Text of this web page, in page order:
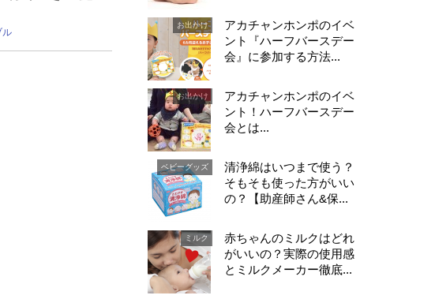
ル
お出かけ
アカチャンホンポのイベ
ント『ハーフバースデー
会』に参加する方法...
お出かけ
アカチャンホンポのイベ
ント！ハーフバースデー
会とは...
ベビーグッズ
清浄綿はいつまで使う？
そもそも使った方がいい
の？【助産師さん&保...
ミルク
赤ちゃんのミルクはどれ
がいいの？実際の使用感
とミルクメーカー徹底...